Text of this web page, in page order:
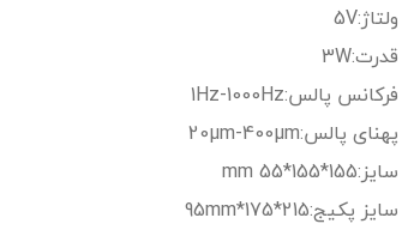
ولتاژ:5V
قدرت:3W
فرکانس پالس:1Hz-1000Hz
پهنای پالس:20µm-400µm
سایز:155*155*55 mm
سایز پکیج:215*175*95mm